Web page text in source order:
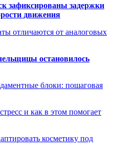
зафиксированы задержки
движения
отличаются от аналоговых
остановилось
блоки: пошаговая
и как в этом помогает
косметику под